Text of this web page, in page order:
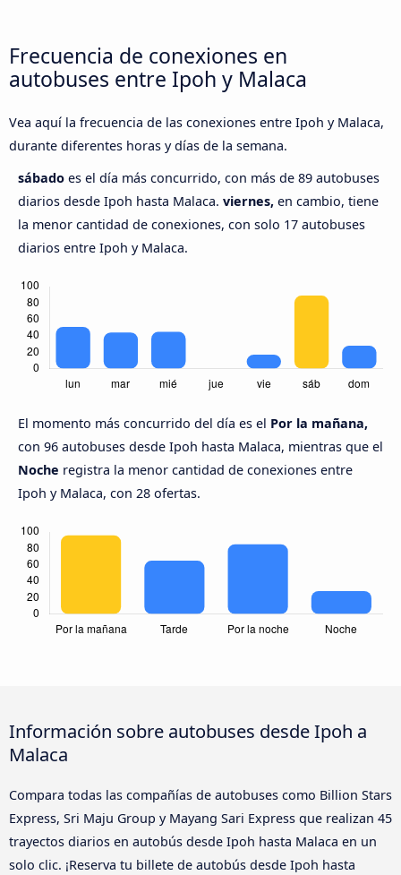
Frecuencia de conexiones en
autobuses entre Ipoh y Malaca
Vea aquí la frecuencia de las conexiones entre Ipoh y Malaca,
durante diferentes horas y días de la semana.
sábado es el día más concurrido, con más de 89 autobuses
diarios desde Ipoh hasta Malaca. viernes, en cambio, tiene
la menor cantidad de conexiones, con solo 17 autobuses
diarios entre Ipoh y Malaca.
El momento más concurrido del día es el Por la mañana,
con 96 autobuses desde Ipoh hasta Malaca, mientras que el
Noche registra la menor cantidad de conexiones entre
Ipoh y Malaca, con 28 ofertas.
Información sobre autobuses desde Ipoh a
Malaca
Compara todas las compañías de autobuses como Billion Stars
Express, Sri Maju Group y Mayang Sari Express que realizan 45
trayectos diarios en autobús desde Ipoh hasta Malaca en un
solo clic. ¡Reserva tu billete de autobús desde Ipoh hasta